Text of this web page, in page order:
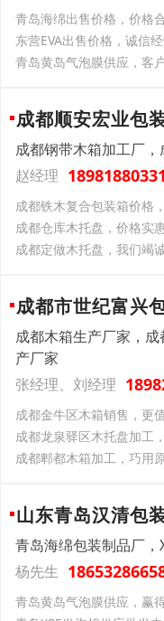
青岛海绵出售价格，价格
东营EVA出售价格，诚信
青岛黄岛气泡膜供应，客
成都顺安宏业包
成都钢带木箱加工厂
赵经理 18981880331
成都铁木复合包装箱价格
成都仓库木托盘，价格实
成都定做木托盘，我们竭
成都市世纪富兴
成都木箱生产厂家，
产厂家
张经理、刘经理
成都金牛区木箱销售，更
成都龙泉驿区木托盘加工
成都郫都木箱加工，巧用
山东青岛汉清包
青岛海绵包装制品厂，
杨先生
青岛黄岛气泡膜供应，赢